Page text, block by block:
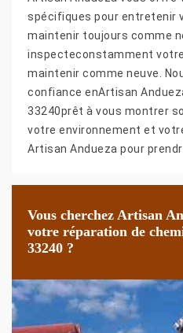
spécifiques pour entretenir
maintenir toujours comme
inspecteconstamment
maintenir comme neuve.
confiance enArtisan
33240prêt à vous montrer
votre environnement et
Artisan Andueza pour
Vous cherchez Artisan
votre réparation de
33240 ?